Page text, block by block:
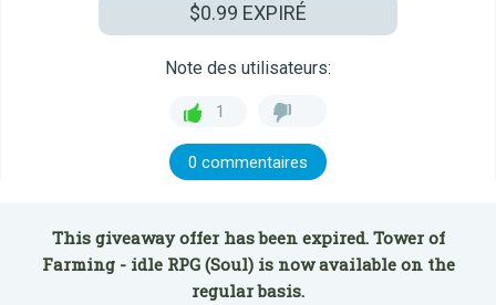
$0.99 EXPIRÉ
Note des utilisateurs:
1
0 commentaires
This giveaway offer has been expired. Tower of
Farming - idle RPG (Soul) is now available on the
regular basis.